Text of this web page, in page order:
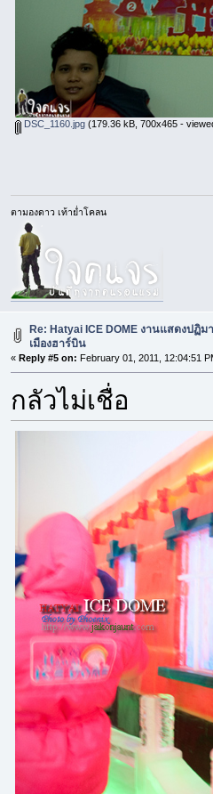
DSC_1160.jpg(179.36 kB, 700x465 -
ตามองดาว เท้าย่ำโคลน
Re: Hatyai ICE DOME งานแสดงปฏิ
เมืองฮาร์บิน
« Reply #5 on: February 01, 2011, 12:04:51
กลัวไม่เชื่อ